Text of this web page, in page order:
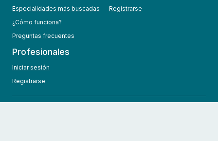
Especialidades más buscadas
¿Cómo funciona?
Preguntas frecuentes
Registrarse
Profesionales
Iniciar sesión
Registrarse